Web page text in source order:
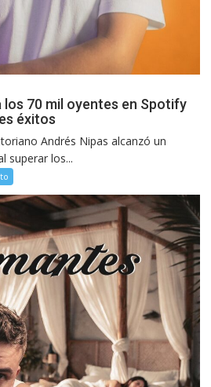
los 70 mil oyentes en Spotify
éxitos
Andrés Nipas alcanzó un
superar los...